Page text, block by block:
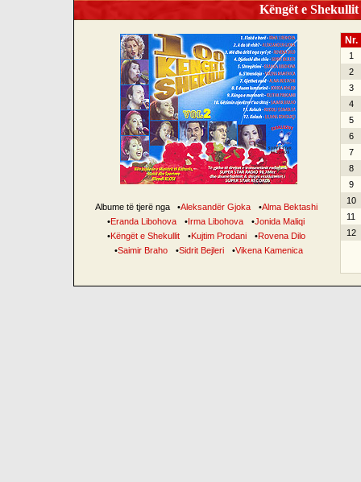
Këngët e
Albume të tjerë nga •Aleksandër Gjoka •Alma Bektashi
•Eranda Libohova •Irma Libohova •Jonida Maliqi
•Këngët e Shekullit •Kujtim Prodani •Rovena Dilo
•Saimir Braho •Sidrit Bejleri •Vikena Kamenica
Nr.
1
2
3
4
5
6
7
8
9
10
11
12